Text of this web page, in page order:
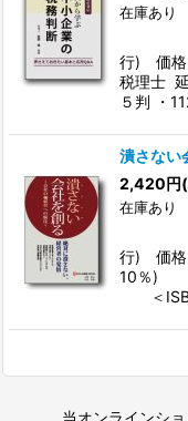
在庫あり
好評
行) 価格
税理士
５判 ・
潰さない
2,420円
在庫あり
好評
行) 価格
10％)
＜